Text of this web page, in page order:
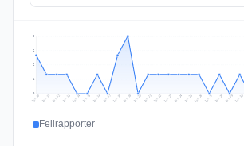
1
2
2
3
Jul 10 Jul 11 Jul 12 Jul 13 Jul 14 Jul 15 Jul 16 Jul 17 Jul 18 Jul 19 Jul 20 Jul 21 Jul 22 Jul 23 Jul 24 Jul 25 Jul 26 Jul 27 Jul 28 Jul 29 Jul 30
Feilrapporter